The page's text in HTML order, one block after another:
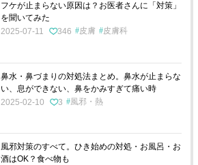
フケが止まらない原因は？お医者さんに「対策」
を聞いてみた
2025-07-11
346 皮膚 皮膚科
鼻水・鼻づまりの対処法まとめ。鼻水が止まらな
い、息ができない、鼻をかみすぎて痛い時
2025-02-10
3 風邪・熱
風邪対策のすべて。ひき始めの対処・お風呂・お
酒はOK？食べ物も